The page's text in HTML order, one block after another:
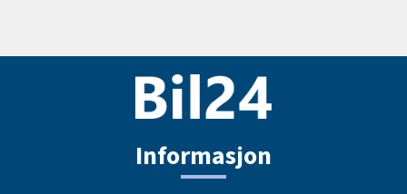
Informasjon